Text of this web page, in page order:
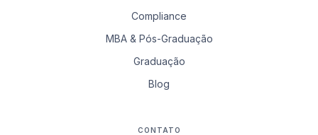
Compliance
MBA & Pós-Graduação
Graduação
Blog
CONTATO